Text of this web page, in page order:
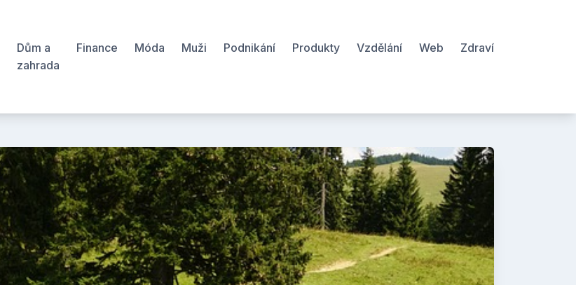
Dům a
zahrada
Finance Móda Muži Podnikání Produkty Vzdělání Web Zdraví